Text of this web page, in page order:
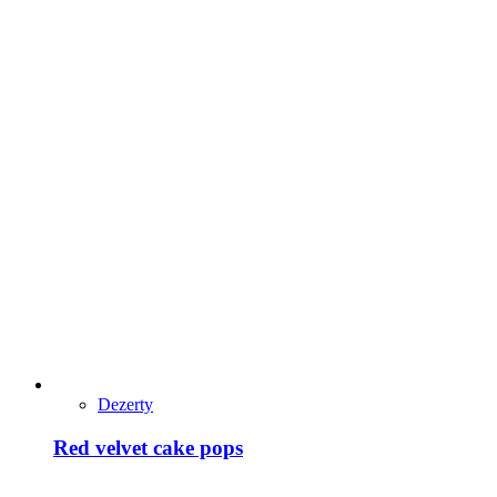
Dezerty
Red velvet cake pops